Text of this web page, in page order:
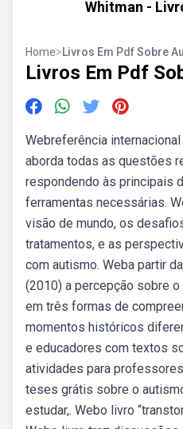
Whitman -
Home>Livros Em Pdf Sobre
Livros Em Pdf
Webreferência
aborda todas as questões
respondendo às principais
ferramentas necessárias.
visão de mundo, os
tratamentos, e as
com autismo. Weba partir
(2010) a percepção sobre
em três formas de
momentos históricos
e educadores com textos
atividades para
teses grátis sobre o
estudar,. Webo livro